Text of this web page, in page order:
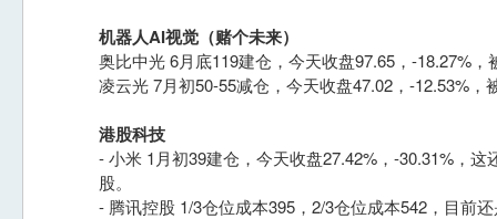
机器人AI视觉（赌个未来）
奥比中光 6月底119建仓，今天收盘97.65，-18.27%，
凌云光 7月初50-55减仓，今天收盘47.02，-12.53%，
港股科技
- 小米 1月初39建仓，今天收盘27.42%，-30.31%，
股。
- 腾讯控股 1/3仓位成本395，2/3仓位成本542，目前